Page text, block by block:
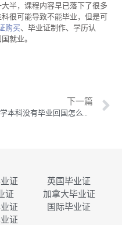
半，课程内容早已落下了很多
很可能导致不能毕业，但是可
购买、毕业证制作、学历认
就业。
下一篇
留学本科没有毕业回国怎么才能完成就业？
证
英国毕业证
证
加拿大毕业证
证
国际毕业证
证